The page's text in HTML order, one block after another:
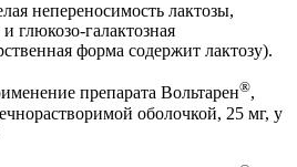
непереносимость лактозы,
глюкозо-галактозная
форма содержит лактозу).
препарата Вольтарен®,
оболочкой, 25 мг, у